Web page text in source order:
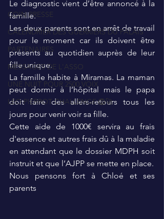
COIN PRESSE
CALENDRIER DES GUERRIERS DU PALAIS
PARTENAIRES
MESSAGES DE L'ASSO
UNE NUIT POUR 2500 VOIX
LEO PIERROT CHALLENGE 🦁🚀
Le diagnostic vient d’être annoncé à la
famille.
Les deux parents sont en arrêt de travail
pour le moment car ils doivent être
présents au quotidien auprès de leur
fille unique.
La famille habite à Miramas. La maman
peut dormir à l’hôpital mais le papa
doit faire des allers-retours tous les
jours pour venir voir sa fille.
Cette aide de 1000€ servira au frais
d'essence et autres frais dû à la maladie
en attendant que le dossier MDPH soit
instruit et que l’AJPP se mette en place.
Nous pensons fort à Chloé et ses
parents